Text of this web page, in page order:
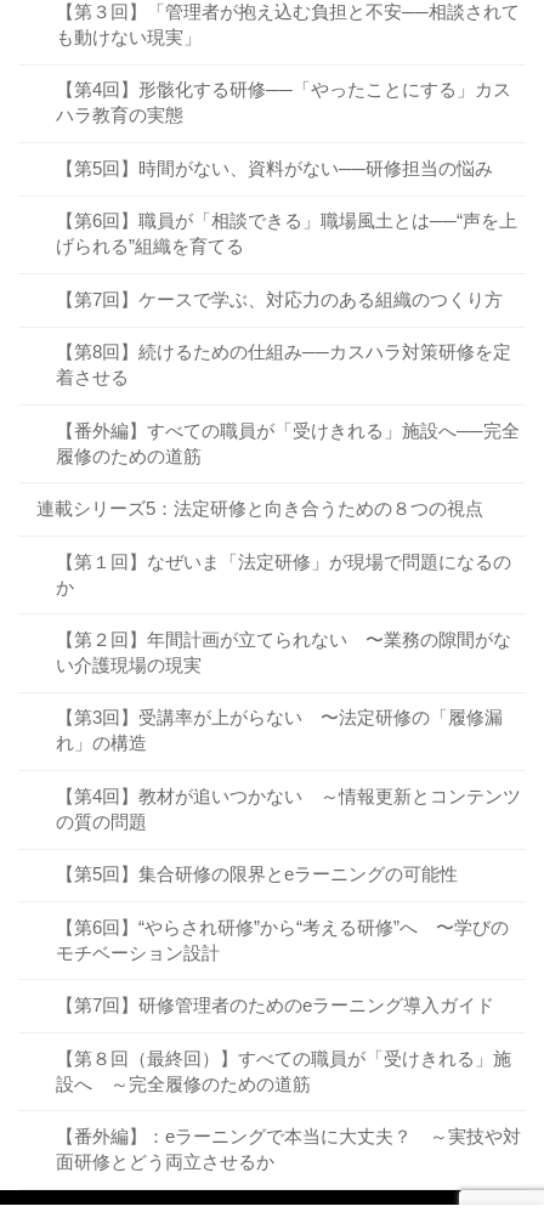
【第３回】「管理者が抱え込む負担と不安──相談されて
も動けない現実」
【第4回】形骸化する研修──「やったことにする」カス
ハラ教育の実態
【第5回】時間がない、資料がない──研修担当の悩み
【第6回】職員が「相談できる」職場風土とは──“声を上
げられる”組織を育てる
【第7回】ケースで学ぶ、対応力のある組織のつくり方
【第8回】続けるための仕組み──カスハラ対策研修を定
着させる
【番外編】すべての職員が「受けきれる」施設へ──完全
履修のための道筋
連載シリーズ5：法定研修と向き合うための８つの視点
【第１回】なぜいま「法定研修」が現場で問題になるの
か
【第２回】年間計画が立てられない 〜業務の隙間がな
い介護現場の現実
【第3回】受講率が上がらない 〜法定研修の「履修漏
れ」の構造
【第4回】教材が追いつかない ～情報更新とコンテンツ
の質の問題
【第5回】集合研修の限界とeラーニングの可能性
【第6回】“やらされ研修”から“考える研修”へ 〜学びの
モチベーション設計
【第7回】研修管理者のためのeラーニング導入ガイド
【第８回（最終回）】すべての職員が「受けきれる」施
設へ ～完全履修のための道筋
【番外編】：eラーニングで本当に大丈夫？ ～実技や対
面研修とどう両立させるか